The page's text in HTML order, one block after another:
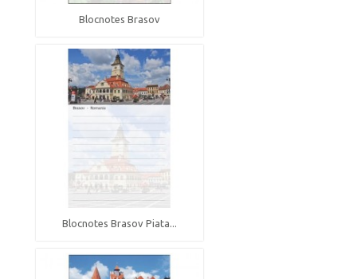
Blocnotes Brasov
Blocnotes Brasov Piata...